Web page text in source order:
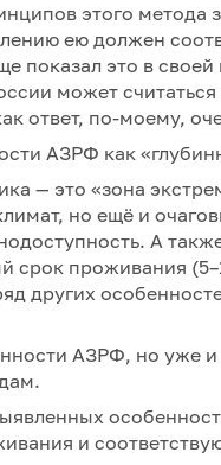
этого метода
ею должен
показал это в
может
ответ, по-моему,
АЗРФ как
— это «зона
но ещё и
А
срок проживания
других
АЗРФ, но уже
и